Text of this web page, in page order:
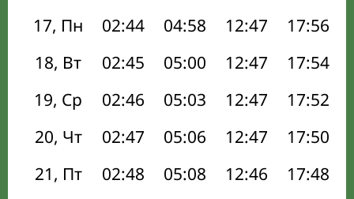
17, Пн
02:44 04:58 12:47 17:56
18, Вт
02:45 05:00 12:47 17:54
19, Ср
02:46 05:03 12:47 17:52
20, Чт
02:47 05:06 12:47 17:50
21, Пт
02:48 05:08 12:46 17:48